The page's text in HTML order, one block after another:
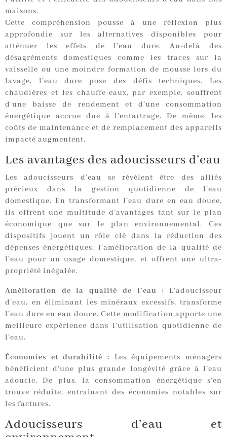
maisons.
Cette compréhension pousse à une réflexion plus
approfondie sur les alternatives disponibles pour
atténuer les effets de l’eau dure. Au-delà des
désagréments domestiques comme les traces sur la
vaisselle ou une moindre formation de mousse lors du
lavage, l’eau dure pose des défis techniques. Les
chaudières et les chauffe-eaux, par exemple, souffrent
d’une baisse de rendement et d’une consommation
énergétique accrue due à l’entartrage. De même, les
coûts de maintenance et de remplacement des appareils
impacté augmentent.
Les avantages des adoucisseurs d’eau
Les adoucisseurs d’eau se révèlent être des alliés
précieux dans la gestion quotidienne de l’eau
domestique. En transformant l’eau dure en eau douce,
ils offrent une multitude d’avantages tant sur le plan
économique que sur le plan environnemental. Ces
dispositifs jouent un rôle clé dans la réduction des
dépenses énergétiques, l’amélioration de la qualité de
l’eau pour un usage domestique, et offrent une ultra-
propriété inégalée.
Amélioration de la qualité de l’eau : L’adoucisseur
d’eau, en éliminant les minéraux excessifs, transforme
l’eau dure en eau douce. Cette modification apporte une
meilleure expérience dans l’utilisation quotidienne de
l’eau.
Économies et durabilité : Les équipements ménagers
bénéficient d’une plus grande longévité grâce à l’eau
adoucie. De plus, la consommation énergétique s’en
trouve réduite, entraînant des économies notables sur
les factures.
Adoucisseurs d’eau et